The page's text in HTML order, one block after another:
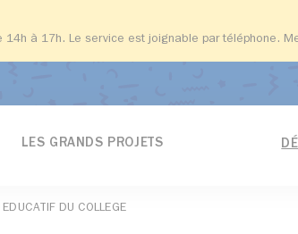
à 17h. Le service est joignable par téléphone.
LES GRANDS PROJETS
EDUCATIF DU COLLEGE